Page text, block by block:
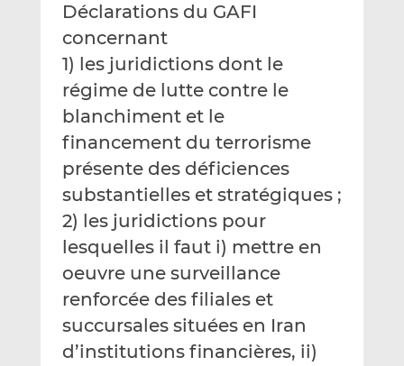
r
m
i
l
u
L
n
k
e
d
n
u
F
c
e
b
o
o
k
Déclarations du GAFI
concernant
1) les juridictions dont le
régime de lutte contre le
blanchiment et le
financement du terrorisme
présente des déficiences
substantielles et stratégiques ;
2) les juridictions pour
lesquelles il faut i) mettre en
oeuvre une surveillance
renforcée des filiales et
succursales situées en Iran
d’institutions financières, ii)